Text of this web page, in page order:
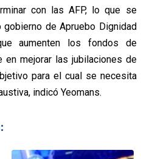
con las AFP, lo que se
de Apruebo Dignidad
aumenten los fondos de
mejorar las jubilaciones de
para el cual se necesita
indicó Yeomans.